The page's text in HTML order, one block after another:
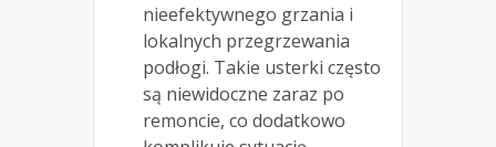
nieefektywnego grzania i
lokalnych przegrzewania
podłogi. Takie usterki często
są niewidoczne zaraz po
remoncie, co dodatkowo